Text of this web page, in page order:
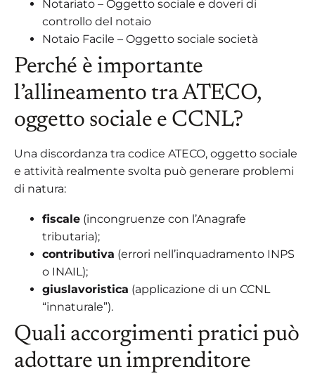
Notariato – Oggetto sociale e doveri di
controllo del notaio
Notaio Facile – Oggetto sociale società
Perché è importante
l’allineamento tra ATECO,
oggetto sociale e CCNL?
Una discordanza tra codice ATECO, oggetto sociale
e attività realmente svolta può generare problemi
di natura:
fiscale (incongruenze con l’Anagrafe
tributaria);
contributiva (errori nell’inquadramento INPS
o INAIL);
giuslavoristica (applicazione di un CCNL
“innaturale”).
Quali accorgimenti pratici può
adottare un imprenditore